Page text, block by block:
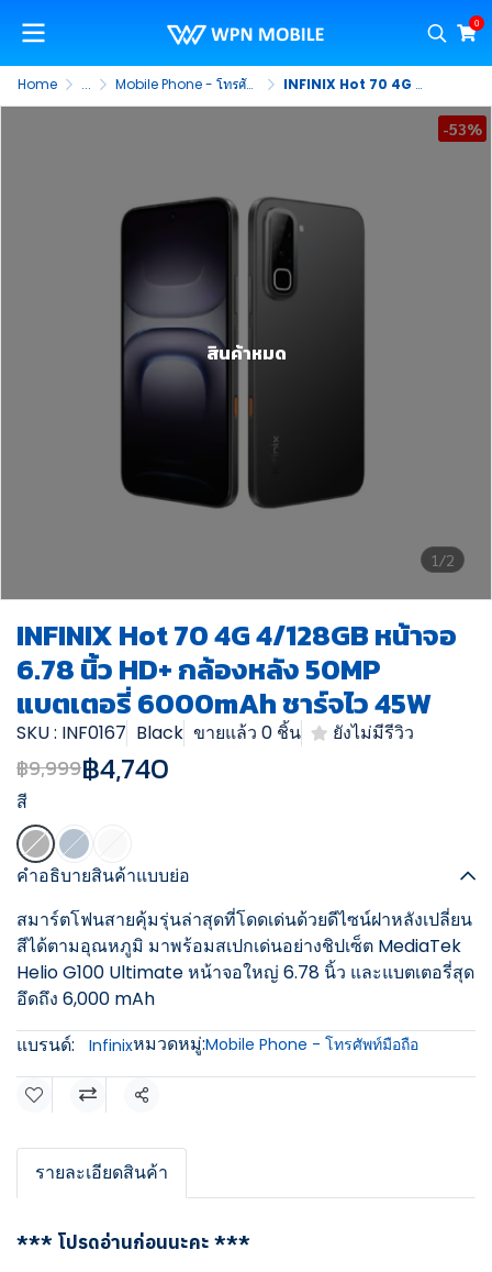
0
Home ... Mobile Phone - โทรศัพท์มือถือ INFINIX Hot 70 4G 4/128GB หน้าจอ 6.78 นิ้ว HD+ กล้องหลัง 50MP แบตเตอรี่ 6000mAh ชาร์จไว 45W
1/2
-53%
สินค้าหมด
INFINIX Hot 70 4G 4/128GB หน้าจอ
6.78 นิ้ว HD+ กล้องหลัง 50MP
แบตเตอรี่ 6000mAh ชาร์จไว 45W
SKU : INF0167 Black ขายแล้ว 0 ชิ้น ยังไม่มีรีวิว
฿9,999฿4,740
สี
คำอธิบายสินค้าแบบย่อ
สมาร์ตโฟนสายคุ้มรุ่นล่าสุดที่โดดเด่นด้วยดีไซน์ฝาหลังเปลี่ยน
สีได้ตามอุณหภูมิ มาพร้อมสเปกเด่นอย่างชิปเซ็ต MediaTek
Helio G100 Ultimate หน้าจอใหญ่ 6.78 นิ้ว และแบตเตอรี่สุด
อึดถึง 6,000 mAh
แบรนด์:
Infinixหมวดหมู่:Mobile Phone - โทรศัพท์มือถือ
แชร์
รายละเอียดสินค้า
*** โปรดอ่านก่อนนะคะ ***